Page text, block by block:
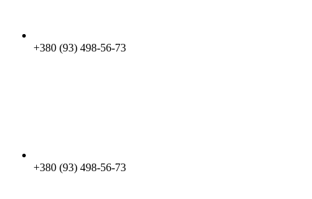
+380 (93) 498-56-73
+380 (93) 498-56-73